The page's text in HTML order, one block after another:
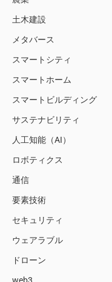
土木建設
メタバース
スマートシティ
スマートホーム
スマートビルディング
サステナビリティ
人工知能（AI）
ロボティクス
通信
要素技術
セキュリティ
ウェアラブル
ドローン